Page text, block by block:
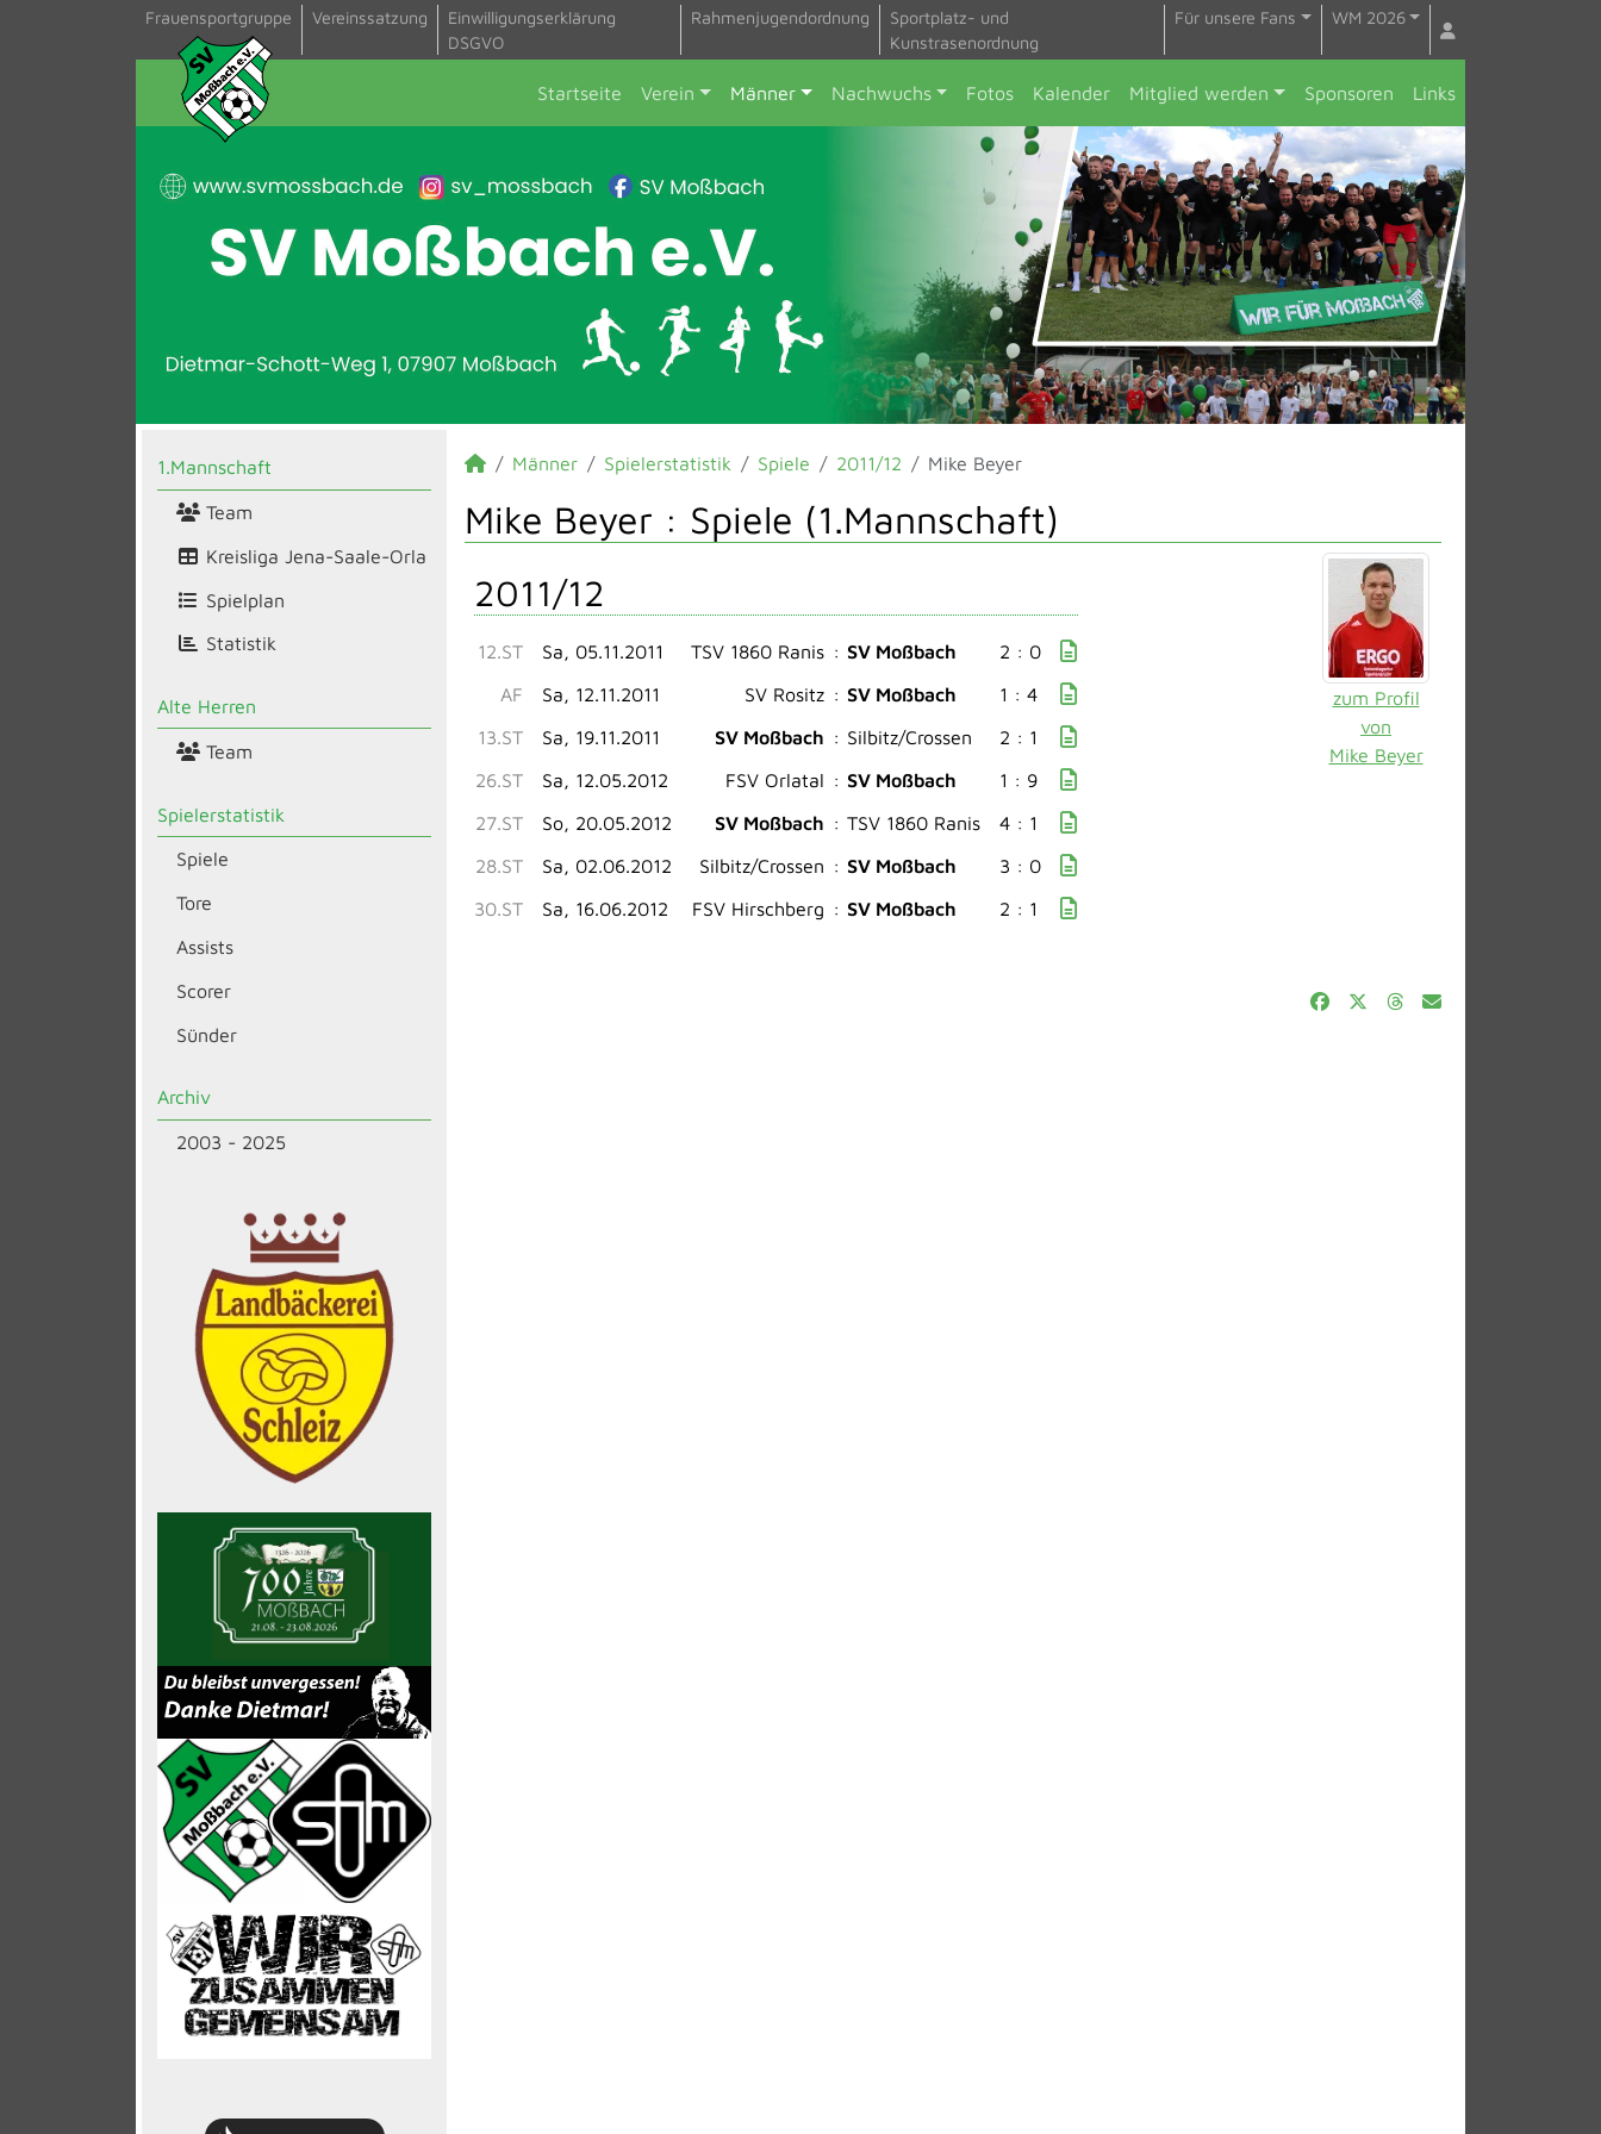
Frauensportgruppe Vereinssatzung
Einwilligungserklärung
DSGVO
Rahmenjugendordnung
Sportplatz- und
Kunstrasenordnung
Für unsere Fans WM 2026
Startseite Verein Männer Nachwuchs Fotos Kalender Mitglied werden Sponsoren Links
1.Mannschaft
Team
Kreisliga Jena-Saale-Orla
Spielplan
Statistik
Alte Herren
Team
Spielerstatistik
Spiele
Tore
Assists
Scorer
Sünder
Archiv
2003 - 2025
Männer Spielerstatistik Spiele 2011/12 Mike Beyer
Mike Beyer : Spiele (1.Mannschaft)
zum Profil
von
Mike Beyer
2011/12
12.ST Sa, 05.11.2011 TSV 1860 Ranis : SV Moßbach
2 : 0
AF
Sa, 12.11.2011 SV Rositz : SV Moßbach
1 : 4
13.ST
Sa, 19.11.2011 SV Moßbach : Silbitz/Crossen
2 : 1
26.ST
Sa, 12.05.2012 FSV Orlatal : SV Moßbach
1 : 9
27.ST
So, 20.05.2012 SV Moßbach : TSV 1860 Ranis
4 : 1
28.ST
Sa, 02.06.2012 Silbitz/Crossen : SV Moßbach
3 : 0
30.ST
Sa, 16.06.2012 FSV Hirschberg : SV Moßbach 2 : 1